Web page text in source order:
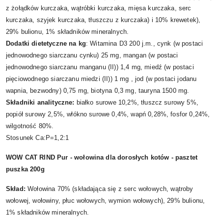
z żołądków kurczaka, wątróbki kurczaka, mięsa kurczaka, serc
kurczaka, szyjek kurczaka, tłuszczu z kurczaka) i 10% krewetek),
29% bulionu, 1% składników mineralnych.
Dodatki dietetyczne na kg: Witamina D3 200 j.m., cynk (w postaci
jednowodnego siarczanu cynku) 25 mg, mangan (w postaci
jednowodnego siarczanu manganu (II)) 1,4 mg, miedź (w postaci
pięciowodnego siarczanu miedzi (II)) 1 mg , jod (w postaci jodanu
wapnia, bezwodny) 0,75 mg, biotyna 0,3 mg, tauryna 1500 mg.
Składniki analityczne: białko surowe 10,2%, tłuszcz surowy 5%,
popiół surowy 2,5%, włókno surowe 0,4%, wapń 0,28%, fosfor 0,24%,
wilgotność 80%.
Stosunek Ca:P=1,2:1
WOW CAT RIND Pur - wołowina dla dorosłych kotów - pasztet
puszka 200g
Skład: Wołowina 70% (składająca się z serc wołowych, wątroby
wołowej, wołowiny, płuc wołowych, wymion wołowych), 29% bulionu,
1% składników mineralnych.